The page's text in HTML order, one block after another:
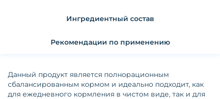
Ингредиентный состав
Рекомендации по применению
Данный продукт является полнорационным
сбалансированным кормом и идеально подходит, как
для ежедневного кормления в чистом виде, так и для